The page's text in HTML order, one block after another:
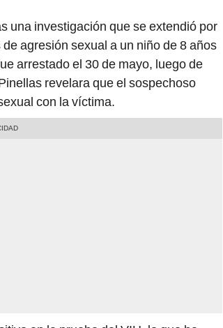
una investigación que se extendió por
agresión sexual a un niño de 8 años
arrestado el 30 de mayo, luego de
revelara que el sospechoso
con la víctima.